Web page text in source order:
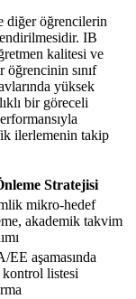
diğer öğrencilerin
IB
kalitesi ve
öğrencinin sınıf
yüksek
bir göreceli
ilerlemenin takip
Stratejisi
mikro-hedef
akademik takvim
EE aşamasında
listesi